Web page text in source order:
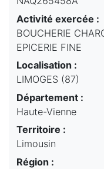
Activité exercée :
BOUCHERIE
EPICERIE FINE
Localisation :
LIMOGES (87)
Département :
Haute-Vienne
Territoire :
Limousin
Région :